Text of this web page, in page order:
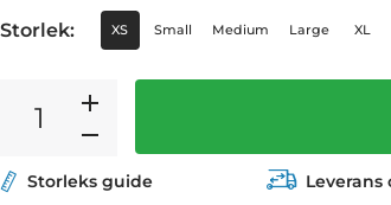
Storlek: XS Small Medium Large XL
Storleks guide